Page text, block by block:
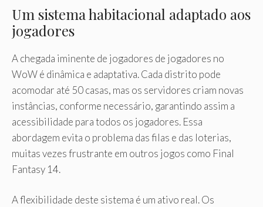
Um sistema habitacional adaptado aos
jogadores
A chegada iminente de jogadores de jogadores no
WoW é dinâmica e adaptativa. Cada distrito pode
acomodar até 50 casas, mas os servidores criam novas
instâncias, conforme necessário, garantindo assim a
acessibilidade para todos os jogadores. Essa
abordagem evita o problema das filas e das loterias,
muitas vezes frustrante em outros jogos como Final
Fantasy 14.
A flexibilidade deste sistema é um ativo real. Os